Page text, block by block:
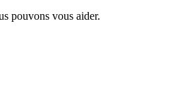
pouvons vous aider.